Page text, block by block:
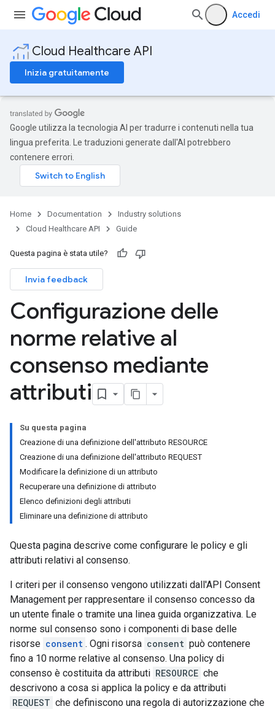
Accedi
Cloud Healthcare API
Inizia gratuitamente
Google utilizza la tecnologia AI per tradurre i contenuti nella tua
lingua preferita. Le traduzioni generate dall'AI potrebbero
contenere errori.
Home Documentation
Industry solutions
Cloud Healthcare API
Guide
Questa pagina è stata utile?
Invia feedback
Configurazione delle
norme relative al
consenso mediante
attributi
Su questa pagina
Creazione di una definizione dell'attributo RESOURCE
Creazione di una definizione dell'attributo REQUEST
Modificare la definizione di un attributo
Recuperare una definizione di attributo
Elenco definizioni degli attributi
Eliminare una definizione di attributo
Questa pagina descrive come configurare le policy e gli
attributi relativi al consenso.
I criteri per il consenso vengono utilizzati dall'API Consent
Management per rappresentare il consenso concesso da
un utente finale o tramite una linea guida organizzativa. Le
norme sul consenso sono i componenti di base delle
risorse consent . Ogni risorsa consent può contenere
fino a 10 norme relative al consenso. Una policy di
consenso è costituita da attributi RESOURCE che
descrivono a cosa si applica la policy e da attributi
REQUEST che definiscono una regola di autorizzazione che